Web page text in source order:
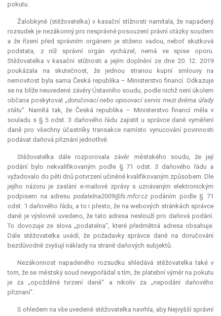
pokutu.
Žalobkyně (stěžovatelka) v kasační stížnosti namítala, že napadený
rozsudek je nezákonný pro nesprávné posouzení právní otázky soudem
a že řízení před správním orgánem je stiženo vadou, neboť skutková
podstata, z níž správní orgán vycházel, nemá ve spise oporu.
Stěžovatelka v kasační stížnosti a jejím doplnění ze dne 20. 12. 2019
poukázala na skutečnost, že jednou stranou kupní smlouvy na
nemovitost byla sama Česká republika – Ministerstvo financí. Odkazuje
se na blíže neuvedené závěry Ústavního soudu, podle nichž není úkolem
občana poskytovat „doručovací nebo opisovací servis mezi dvěma úřady
státu“. Namítá tak, že Česká republika – Ministerstvo financí měla v
souladu s § 5 odst. 3 daňového řádu zajistit u správce daně vyměření
daně pro všechny účastníky transakce namísto vynucování povinnosti
podávat daňová přiznání jednotlivě.
Stěžovatelka dále rozporovala závěr městského soudu, že její
podání bylo nekvalifikovaným podle § 71 odst. 3 daňového řádu a
vyžadovalo do pěti dnů potvrzení učiněné kvalifikovaným způsobem. Dle
jejího názoru je zaslání e-mailové zprávy s uznávaným elektronickým
podpisem na adresu podatelna2009@fs.mfcr.czpodáním podle § 71
odst. 1 daňového řádu, a to i přesto, že na webových stránkách správce
daně je výslovně uvedeno, že tato adresa neslouží pro daňová podání.
To dovozuje ze slova „podatelna“, které předmětná adresa obsahuje.
Dále stěžovatelka uvádí, že požadavky správce daně na doručování
bezdůvodně zvyšují náklady na straně daňových subjektů.
Nezákonnost napadeného rozsudku shledává stěžovatelka také v
tom, že se městský soud nevypořádal s tím, že platební výměr na pokutu
je za „opožděné tvrzení daně“ a nikoliv za „nepodání daňového
přiznaní“.
S ohledem na vše uvedené stěžovatelka navrhla, aby Nejvyšší správní